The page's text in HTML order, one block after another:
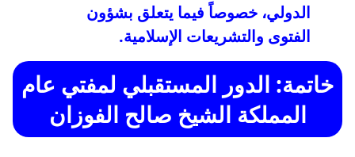
الدولي، خصوصاً فيما يتعلق بشؤون
الفتوى والتشريعات الإسلامية.
خاتمة: الدور المستقبلي لمفتي عام
المملكة الشيخ صالح الفوزان